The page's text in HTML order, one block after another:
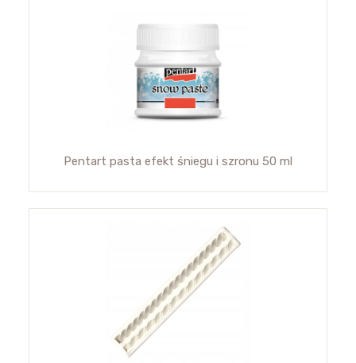
Pentart pasta efekt śniegu i szronu 50 ml